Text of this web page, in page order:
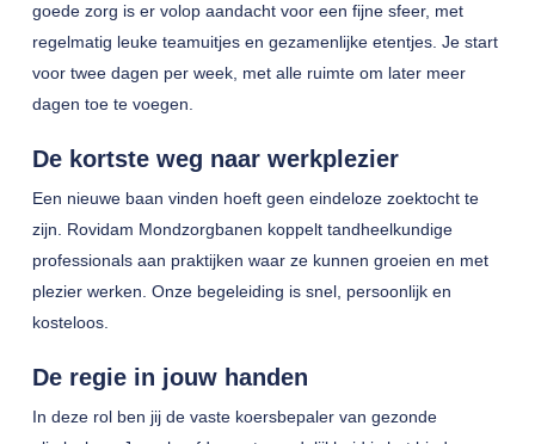
goede zorg is er volop aandacht voor een fijne sfeer, met
regelmatig leuke teamuitjes en gezamenlijke etentjes. Je start
voor twee dagen per week, met alle ruimte om later meer
dagen toe te voegen.
De kortste weg naar werkplezier
Een nieuwe baan vinden hoeft geen eindeloze zoektocht te
zijn. Rovidam Mondzorgbanen koppelt tandheelkundige
professionals aan praktijken waar ze kunnen groeien en met
plezier werken. Onze begeleiding is snel, persoonlijk en
kosteloos.
De regie in jouw handen
In deze rol ben jij de vaste koersbepaler van gezonde